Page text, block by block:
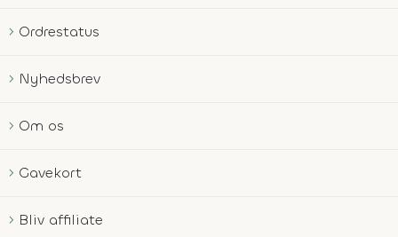
Ordrestatus
Nyhedsbrev
Om os
Gavekort
Bliv affiliate